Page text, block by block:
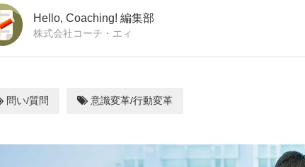
Hello, Coaching! 編集部
株式会社コーチ・エィ
問い/質問 意識変革/行動変革